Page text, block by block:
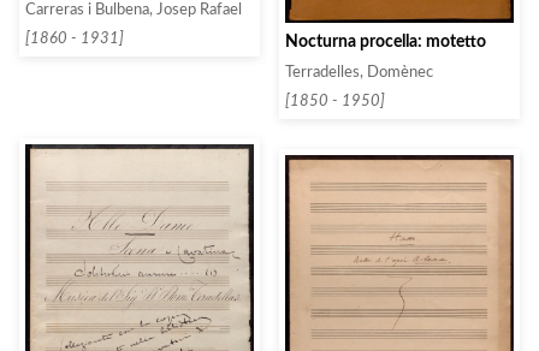
Carreras i Bulbena, Josep Rafael
[1860 - 1931]
Nocturna procella: motetto
Terradelles, Domènec
[1850 - 1950]